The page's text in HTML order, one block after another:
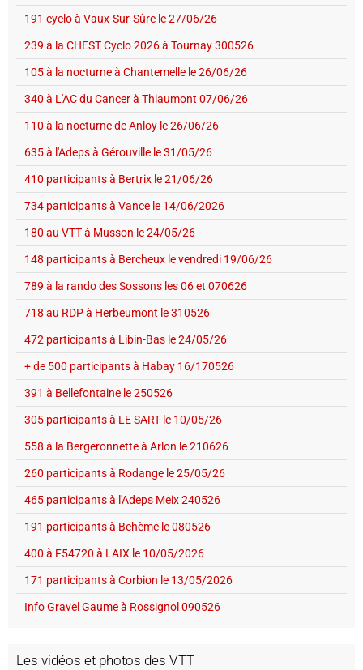
191 cyclo à Vaux-Sur-Sûre le 27/06/26
239 à la CHEST Cyclo 2026 à Tournay 300526
105 à la nocturne à Chantemelle le 26/06/26
340 à L'AC du Cancer à Thiaumont 07/06/26
110 à la nocturne de Anloy le 26/06/26
635 à l'Adeps à Gérouville le 31/05/26
410 participants à Bertrix le 21/06/26
734 participants à Vance le 14/06/2026
180 au VTT à Musson le 24/05/26
148 participants à Bercheux le vendredi 19/06/26
789 à la rando des Sossons les 06 et 070626
718 au RDP à Herbeumont le 310526
472 participants à Libin-Bas le 24/05/26
+ de 500 participants à Habay 16/170526
391 à Bellefontaine le 250526
305 participants à LE SART le 10/05/26
558 à la Bergeronnette à Arlon le 210626
260 participants à Rodange le 25/05/26
465 participants à l'Adeps Meix 240526
191 participants à Behème le 080526
400 à F54720 à LAIX le 10/05/2026
171 participants à Corbion le 13/05/2026
Info Gravel Gaume à Rossignol 090526
Les vidéos et photos des VTT